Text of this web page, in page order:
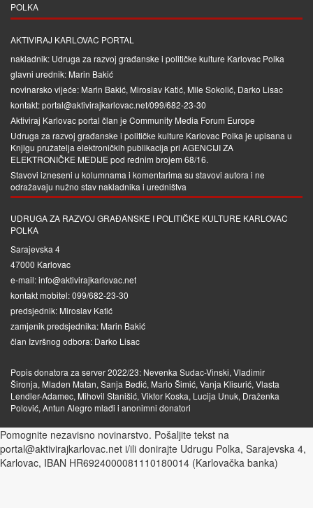
POLKA
AKTIVIRAJ KARLOVAC PORTAL
nakladnik: Udruga za razvoj građanske i političke kulture Karlovac Polka
glavni urednik: Marin Bakić
novinarsko vijeće: Marin Bakić, Miroslav Katić, Mile Sokolić, Darko Lisac
kontakt: portal@aktivirajkarlovac.net/099/682-23-30
Aktiviraj Karlovac portal član je Community Media Forum Europe
Udruga za razvoj građanske i političke kulture Karlovac Polka je upisana u
Knjigu pružatelja elektroničkih publikacija pri AGENCIJI ZA
ELEKTRONIČKE MEDIJEpod rednim brojem 68/16.
Stavovi izneseni u kolumnama i komentarima su stavovi autora i ne
odražavaju nužno stav nakladnika i uredništva
UDRUGA ZA RAZVOJ GRAĐANSKE I POLITIČKE KULTURE KARLOVAC
POLKA
Sarajevska 4
47000 Karlovac
e-mail: info@aktivirajkarlovac.net
kontakt mobitel: 099/682-23-30
predsjednik: Miroslav Katić
zamjenik predsjednika: Marin Bakić
član Izvršnog odbora: Darko Lisac
Popis donatora za server 2022/23: Nevenka Sudac-Vinski, Vladimir
Šironja, Mladen Matan, Sanja Bedić, Mario Šimić, Vanja Klisurić, Vlasta
Lendler-Adamec, Mihovil Stanišić, Viktor Koska, Lucija Unuk, Draženka
Polović, Antun Alegro mlađi i anonimni donatori
Pomognite nezavisno novinarstvo. Pošaljite tekst na
portal@aktivirajkarlovac.net i/ili donirajte Udrugu Polka, Sarajevska 4,
Karlovac, IBAN HR6924000081110180014 (Karlovačka banka)